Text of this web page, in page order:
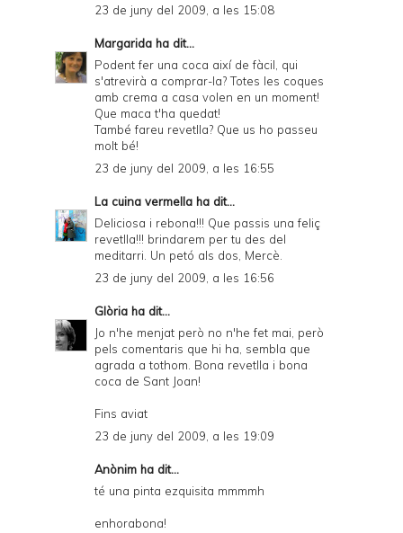
23 de juny del 2009, a les 15:08
Margarida ha dit...
Podent fer una coca així de fàcil, qui
s'atrevirà a comprar-la? Totes les coques
amb crema a casa volen en un moment!
Que maca t'ha quedat!
També fareu revetlla? Que us ho passeu
molt bé!
23 de juny del 2009, a les 16:55
La cuina vermella ha dit...
Deliciosa i rebona!!! Que passis una feliç
revetlla!!! brindarem per tu des del
meditarri. Un petó als dos, Mercè.
23 de juny del 2009, a les 16:56
Glòria ha dit...
Jo n'he menjat però no n'he fet mai, però
pels comentaris que hi ha, sembla que
agrada a tothom. Bona revetlla i bona
coca de Sant Joan!
Fins aviat
23 de juny del 2009, a les 19:09
Anònim ha dit...
té una pinta ezquisita mmmmh
enhorabona!